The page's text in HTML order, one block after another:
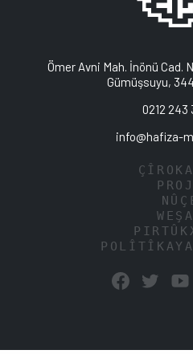
Ömer Avni Mah. İnönü Cad.
Gümüşsuyu,
0212 243
info@hafiza-